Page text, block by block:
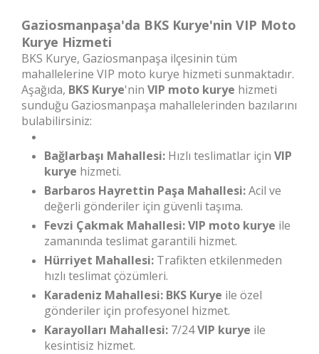
Gaziosmanpaşa'da BKS Kurye'nin VIP Moto
Kurye Hizmeti
BKS Kurye, Gaziosmanpaşa ilçesinin tüm
mahallelerine VIP moto kurye hizmeti sunmaktadır.
Aşağıda, BKS Kurye'nin VIP moto kurye hizmeti
sunduğu Gaziosmanpaşa mahallelerinden bazılarını
bulabilirsiniz:
Bağlarbaşı Mahallesi: Hızlı teslimatlar için VIP
kurye hizmeti.
Barbaros Hayrettin Paşa Mahallesi:Acil ve
değerli gönderiler için güvenli taşıma.
Fevzi Çakmak Mahallesi:VIP moto kurye ile
zamanında teslimat garantili hizmet.
Hürriyet Mahallesi: Trafikten etkilenmeden
hızlı teslimat çözümleri.
Karadeniz Mahallesi: BKS Kurye ile özel
gönderiler için profesyonel hizmet.
Karayolları Mahallesi: 7/24VIP kurye ile
kesintisiz hizmet.